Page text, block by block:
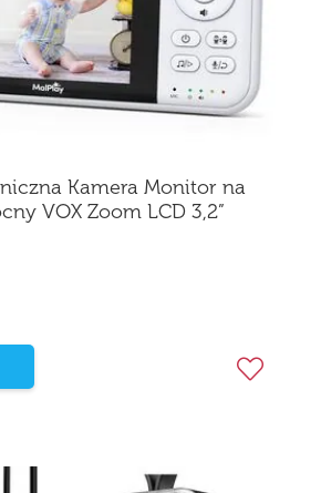
Kamera Monitor na
VOX Zoom LCD 3,2”